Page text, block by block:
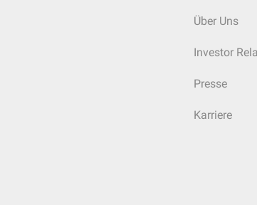
Über Uns
Investor
Presse
Karriere